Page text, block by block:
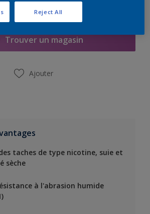
à la liste d’achats
Trouver un magasin
Ajouter
taches de type nicotine, suie et
sèche
à l'abrasion humide
Reject All